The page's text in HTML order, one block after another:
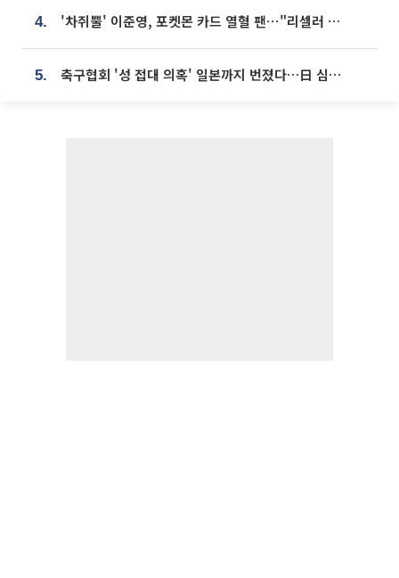
4. '차쥐뿔' 이준영, 포켓몬 카드 열혈 팬⋯"리셀러 처단할 것"
5. 축구협회 '성 접대 의혹' 일본까지 번졌다…日 심판 실명 공개